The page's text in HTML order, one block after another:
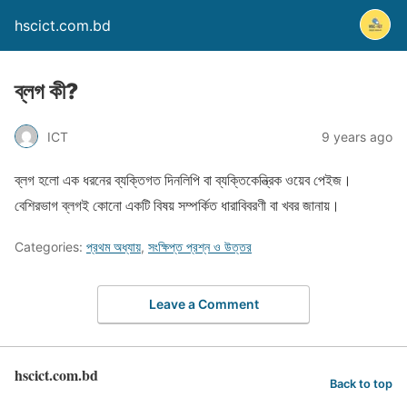
hscict.com.bd
ব্লগ কী?
ICT 9 years ago
ব্লগ হলো এক ধরনের ব্যক্তিগত দিনলিপি বা ব্যক্তিকেন্ত্রিক ওয়েব পেইজ।
বেশিরভাগ ব্লগই কোনো একটি বিষয় সম্পর্কিত ধারাবিবরণী বা খবর জানায়।
Categories: প্রথম অধ্যায়, সংক্ষিপ্ত প্রশ্ন ও উত্তর
Leave a Comment
hscict.com.bd Back to top